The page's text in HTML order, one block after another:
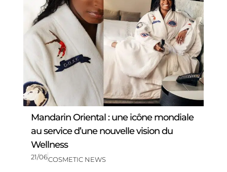
Mandarin Oriental : une icône mondiale
au service d’une nouvelle vision du
Wellness
21/06COSMETIC NEWS